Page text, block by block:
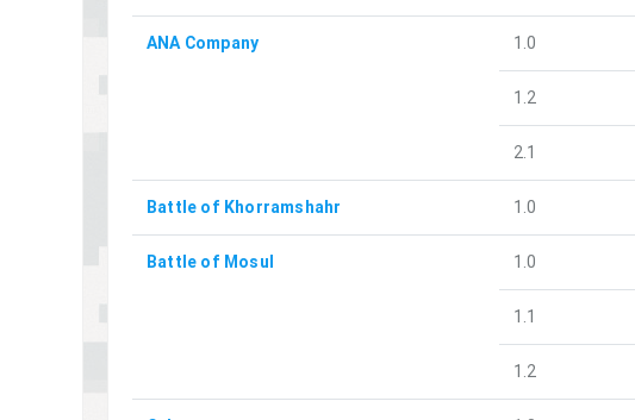
ANA Company 1.0
1.2
2.1
Battle of Khorramshahr 1.0
Battle of Mosul 1.0
1.1
1.2